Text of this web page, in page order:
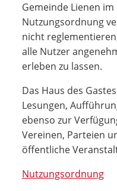
Gemeinde Lienen
Nutzungsordnung
nicht
alle Nutzer
erleben zu lassen.
Das Haus des
Lesungen,
ebenso zur
Vereinen, Parteien
öffentliche
Nutzungsordnung